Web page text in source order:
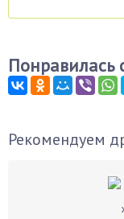
Понравилась
Рекомендуем